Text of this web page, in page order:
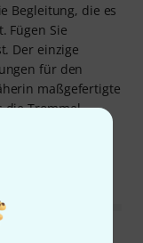
Begleitung, die es
Fügen Sie
Der einzige
für den
maßgefertigte
die Trommel